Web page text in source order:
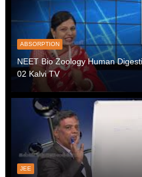
ABSORPTION
NEET Bio Zoology Human
02 Kalvi TV
JEE